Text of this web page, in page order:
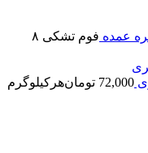
عمده
فوم تشکی ۸
72,000 تومانهرکیلوگرم